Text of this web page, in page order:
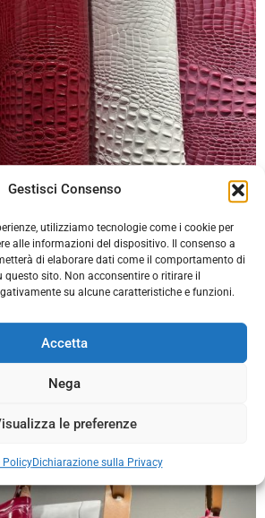
Gestisci Consenso
utilizziamo tecnologie come i cookie per
alle informazioni del dispositivo. Il consenso a
di elaborare dati come il comportamento di
sito. Non acconsentire o ritirare il
su alcune caratteristiche e funzioni.
Accetta
Nega
le preferenze
PolicyDichiarazione sulla Privacy
ANGI LUX - OP